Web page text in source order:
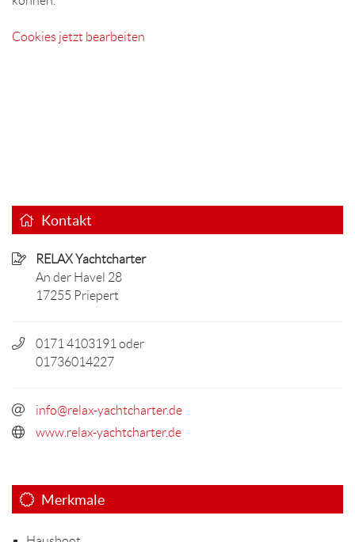
Cookies jetzt bearbeiten
Kontakt
RELAX Yachtcharter
An der Havel 28
17255 Priepert
0171 4103191 oder
01736014227
info@relax-yachtcharter.de
www.relax-yachtcharter.de
Merkmale